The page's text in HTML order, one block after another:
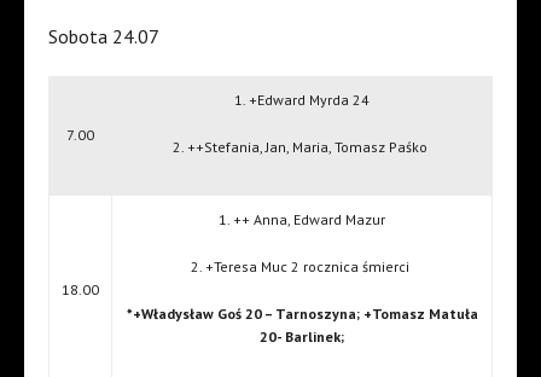
Sobota 24.07
7.00
1. +Edward Myrda 24
2. ++Stefania, Jan, Maria, Tomasz Paśko
18.00
1. ++ Anna, Edward Mazur
2. +Teresa Muc 2 rocznica śmierci
*+Władysław Goś 20 – Tarnoszyna; +Tomasz Matuła
20- Barlinek;